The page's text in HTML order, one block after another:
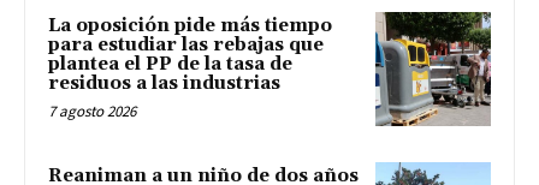
La oposición pide más tiempo
para estudiar las rebajas que
plantea el PP de la tasa de
residuos a las industrias
7 agosto 2026
Reaniman a un niño de dos años